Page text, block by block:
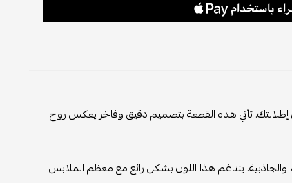
تأتي هذه القطعة بتصميم دقيق وفاخر يعكس روح
يتناغم هذا اللون بشكل رائع مع معظم الملابس